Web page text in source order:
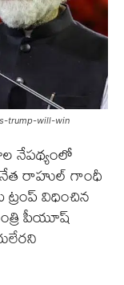
trump-will-win
నేపథ్యంలో
నేత రాహుల్ గాంధీ
ట్రంప్ విధించిన
పీయూష్